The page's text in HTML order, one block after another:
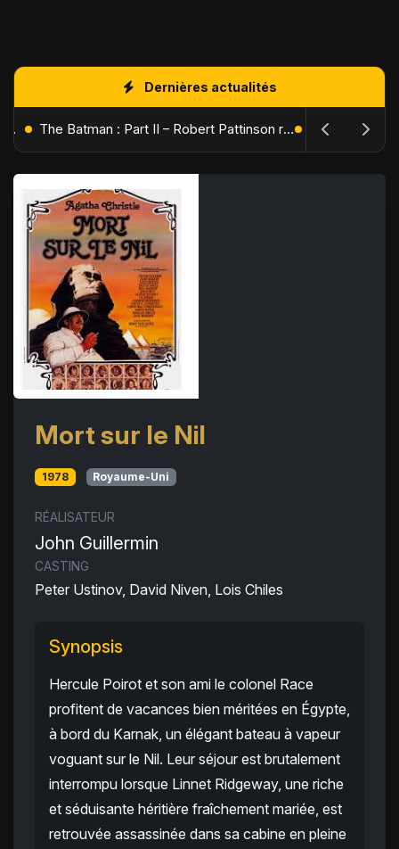
Dernières actualités
L'Âge de Glace : Le Réveil du Volcan – Manny, Sid et Diego de retour pour une aventure explosive The Batman : Part II – Robert Pattinson replonge dans les ténèbres de Gotham dès octobre 2027
Mort sur le Nil
1978 Royaume-Uni
RÉALISATEUR
John Guillermin
CASTING
Peter Ustinov, David Niven, Lois Chiles
Synopsis
Hercule Poirot et son ami le colonel Race
profitent de vacances bien méritées en Égypte,
à bord du Karnak, un élégant bateau à vapeur
voguant sur le Nil. Leur séjour est brutalement
interrompu lorsque Linnet Ridgeway, une riche
et séduisante héritière fraîchement mariée, est
retrouvée assassinée dans sa cabine en pleine